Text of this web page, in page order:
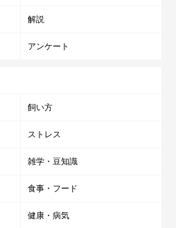
解説
アンケート
飼い方
ストレス
雑学・豆知識
食事・フード
健康・病気